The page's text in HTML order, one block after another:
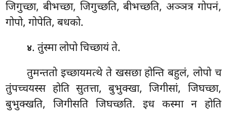
जिगुच्छा, बीभच्छा, जिगुच्छति, बीभच्छति, अञ्ञत्र गोपनं,
गोपो, गोपेति, बधको.
४. तुंस्मा लोपो चिच्छायं ते.
तुमन्ततो इच्छायमत्थे ते खसछा होन्ति बहुलं, लोपो च
तुंपच्चयस्स होति सुतत्ता, बुभुक्खा, जिगीसां, जिघच्छा,
बुभुक्खति, जिगीसति जिघच्छति. इध कस्मा न होति